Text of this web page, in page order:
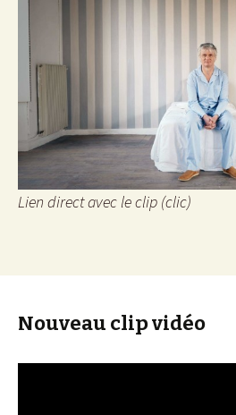
Lien direct avec le clip (clic)
Nouveau clip vidéo